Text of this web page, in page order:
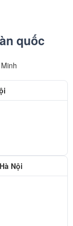
vô tình thay
quốc
Nội